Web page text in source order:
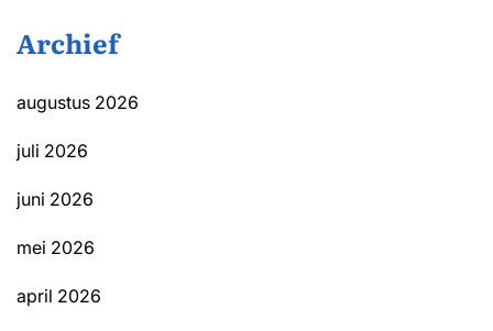
Archief
augustus 2026
juli 2026
juni 2026
mei 2026
april 2026